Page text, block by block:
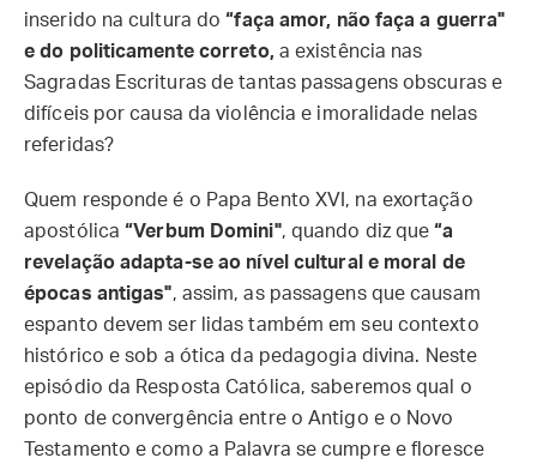
inserido na cultura do“faça amor, não faça a guerra"
e do politicamente correto, a existência nas
Sagradas Escrituras de tantas passagens obscuras e
difíceis por causa da violência e imoralidade nelas
referidas?
Quem responde é o Papa Bento XVI, na exortação
apostólica“Verbum Domini", quando diz que“a
revelação adapta-se ao nível cultural e moral de
épocas antigas", assim, as passagens que causam
espanto devem ser lidas também em seu contexto
histórico e sob a ótica da pedagogia divina. Neste
episódio da Resposta Católica, saberemos qual o
ponto de convergência entre o Antigo e o Novo
Testamento e como a Palavra se cumpre e floresce